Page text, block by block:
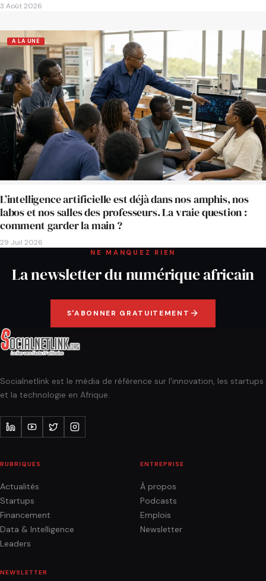
3 Août 2026
A LA UNE
L’intelligence artificielle est déjà dans nos amphis, nos
labos et nos salles des professeurs. La vraie question :
comment garder la main ?
29 Juil 2026
NE MANQUEZ RIEN
La newsletter du numérique africain
S'ABONNER GRATUITEMENT
Socialnetlink est le média de référence sur l'innovation, les startups
et la technologie en Afrique.
RUBRIQUES
Actualités
Startups
Financement
Data & Intelligence
Leaders
ENTREPRISE
À propos
Podcasts
Emplois
Newsletter
NEWSLETTER